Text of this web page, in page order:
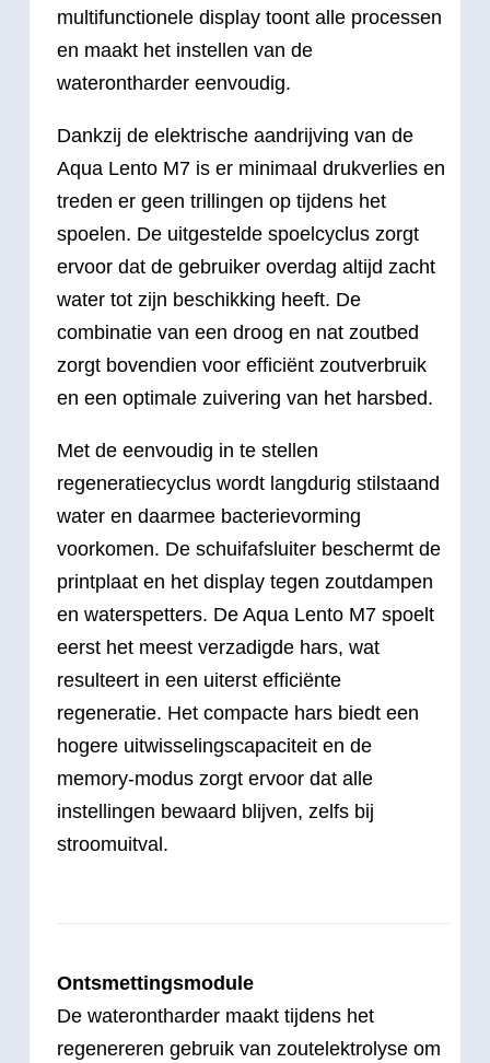
multifunctionele display toont alle processen
en maakt het instellen van de
waterontharder eenvoudig.
Dankzij de elektrische aandrijving van de
Aqua Lento M7 is er minimaal drukverlies en
treden er geen trillingen op tijdens het
spoelen. De uitgestelde spoelcyclus zorgt
ervoor dat de gebruiker overdag altijd zacht
water tot zijn beschikking heeft. De
combinatie van een droog en nat zoutbed
zorgt bovendien voor efficiënt zoutverbruik
en een optimale zuivering van het harsbed.
Met de eenvoudig in te stellen
regeneratiecyclus wordt langdurig stilstaand
water en daarmee bacterievorming
voorkomen. De schuifafsluiter beschermt de
printplaat en het display tegen zoutdampen
en waterspetters. De Aqua Lento M7 spoelt
eerst het meest verzadigde hars, wat
resulteert in een uiterst efficiënte
regeneratie. Het compacte hars biedt een
hogere uitwisselingscapaciteit en de
memory-modus zorgt ervoor dat alle
instellingen bewaard blijven, zelfs bij
stroomuitval.
Ontsmettingsmodule
De waterontharder maakt tijdens het
regenereren gebruik van zoutelektrolyse om